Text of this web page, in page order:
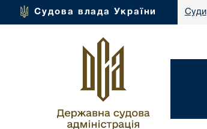
Судова влада України Суди